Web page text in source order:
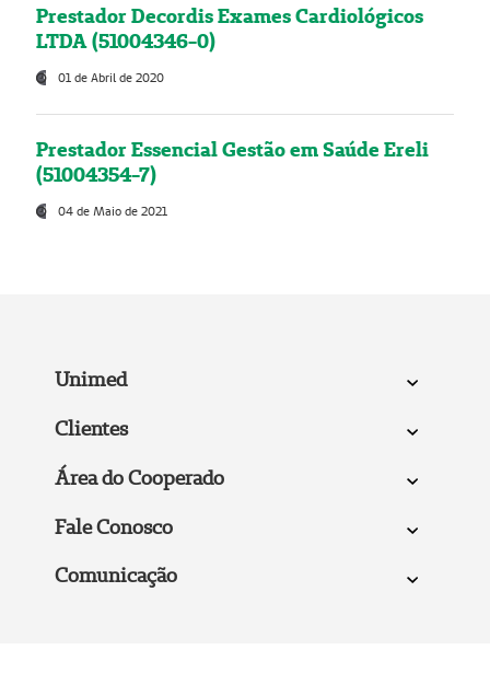
Prestador Decordis Exames Cardiológicos
LTDA (51004346-0)
01 de Abril de 2020
Prestador Essencial Gestão em Saúde Ereli
(51004354-7)
04 de Maio de 2021
Unimed
Clientes
Área do Cooperado
Fale Conosco
Comunicação